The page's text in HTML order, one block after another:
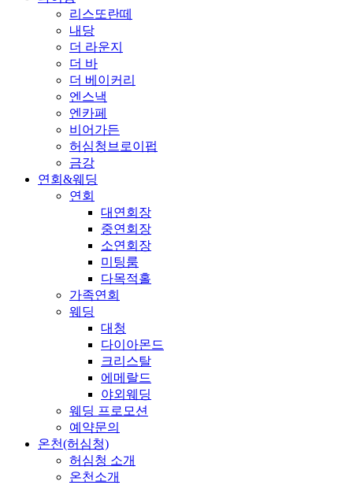
리스또란떼
내당
더 라운지
더 바
더 베이커리
엔스낵
엔카페
비어가든
허심청브로이펍
금강
연회&웨딩
연회
대연회장
중연회장
소연회장
미팅룸
다목적홀
가족연회
웨딩
대청
다이아몬드
크리스탈
에메랄드
야외웨딩
웨딩 프로모션
예약문의
온천(허심청)
허심청 소개
온천소개